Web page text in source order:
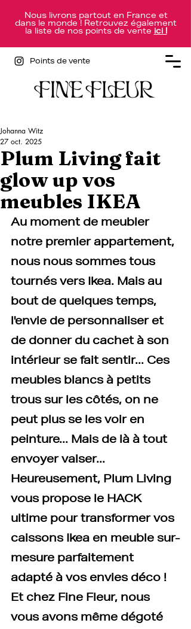
Points de vente
Nous livrons partout en France et
dans le monde ! Retrouvez également
la liste de nos points de vente ici !
Plum Living fait
glow up vos
meubles IKEA
Johanna Witz
27 oct. 2025
Au moment de meubler
notre premier appartement,
nous nous sommes tous
tournés vers Ikea. Mais au
bout de quelques temps,
l'envie de personnaliser et
de donner du cachet à son
intérieur se fait sentir... Ces
meubles blancs à petits
trous sur les côtés, on ne
peut plus se les voir en
peinture... Mais de là à tout
envoyer valser...
Heureusement, Plum Living
vous propose le HACK
ultime pour transformer vos
caissons Ikea en meuble sur-
mesure parfaitement
adapté à vos envies déco !
Et chez Fine Fleur, nous
vous avons même dégoté